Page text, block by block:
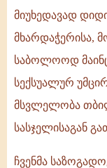
მიუხედავად
მხარდაჭერისა,
საბოლოოდ მაინც
სექსუალურ
მსვლელობა
სასჯელისაგან
ჩვენმა